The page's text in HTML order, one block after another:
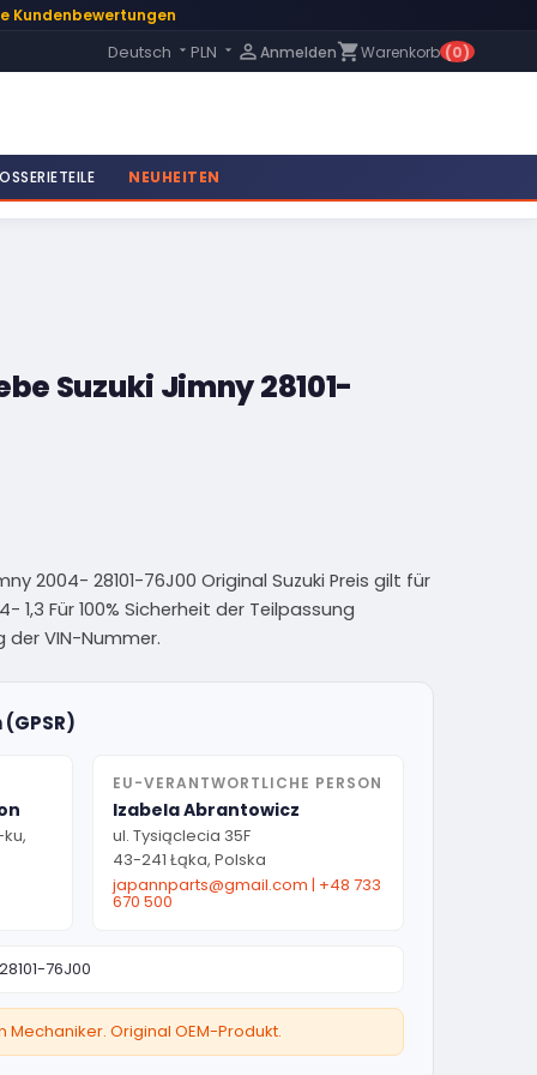
Kundenbewertungen
Language:
Deutsch  PLN  Anmeldenshopping_cartWarenkorb (0)
NEUHEITEN
Suzuki Jimny 28101-
2004- 28101-76J00 Original Suzuki Preis gilt für
1,3 Für 100% Sicherheit der Teilpassung
VIN-Nummer.
EU-VERANTWORTLICHE PERSON
Izabela Abrantowicz
ul. Tysiąclecia 35F
43-241 Łąka, Polska
japannparts@gmail.com | +48 733
670 500
28101-76J00
Original OEM-Produkt.